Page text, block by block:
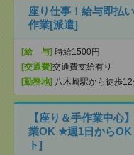
座り仕事！給与即払
作業[派遣]
[給 与] 時給1500円
[交通費]交通費支給有り
[勤務地] 八木崎駅から徒歩
【座り＆手作業中心
業OK ★週1日から
ト]